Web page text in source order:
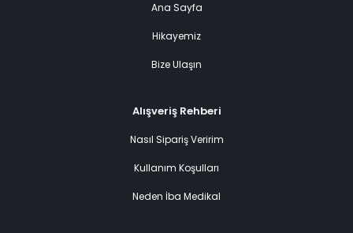
Ana Sayfa
Hikayemiz
Bize Ulaşın
Alışveriş Rehberi
Nasıl Sipariş Veririm
Kullanım Koşulları
Neden İba Medikal